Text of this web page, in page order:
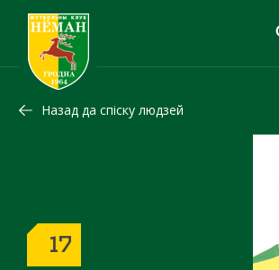
Назад да спіску людзей
17